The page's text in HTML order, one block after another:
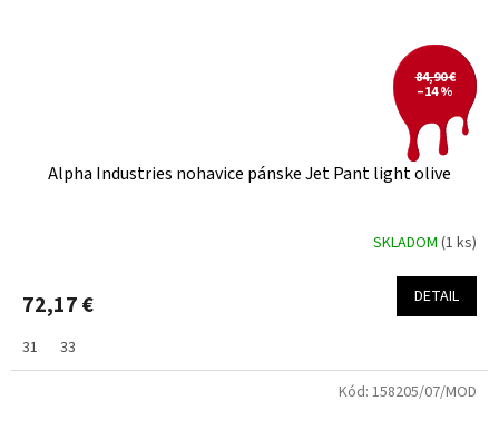
84,90 €
–14 %
Alpha Industries nohavice pánske Jet Pant light olive
SKLADOM (1 ks)
72,17 € DETAIL
31 33
Kód: 158205/07/MOD